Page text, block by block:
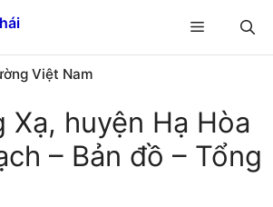
Menu
Việt Nam
Xạ, huyện Hạ Hòa
– Bản đồ – Tổng